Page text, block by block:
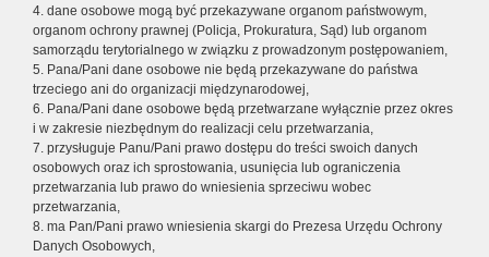
4. dane osobowe mogą być przekazywane organom państwowym,
organom ochrony prawnej (Policja, Prokuratura, Sąd) lub organom
samorządu terytorialnego w związku z prowadzonym postępowaniem,
5. Pana/Pani dane osobowe nie będą przekazywane do państwa
trzeciego ani do organizacji międzynarodowej,
6. Pana/Pani dane osobowe będą przetwarzane wyłącznie przez okres
i w zakresie niezbędnym do realizacji celu przetwarzania,
7. przysługuje Panu/Pani prawo dostępu do treści swoich danych
osobowych oraz ich sprostowania, usunięcia lub ograniczenia
przetwarzania lub prawo do wniesienia sprzeciwu wobec
przetwarzania,
8. ma Pan/Pani prawo wniesienia skargi do Prezesa Urzędu Ochrony
Danych Osobowych,